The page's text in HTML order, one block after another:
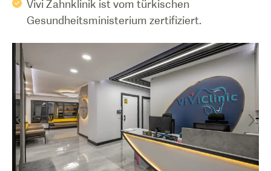
Vivi Zahnklinik ist vom türkischen
Gesundheitsministerium zertifiziert.